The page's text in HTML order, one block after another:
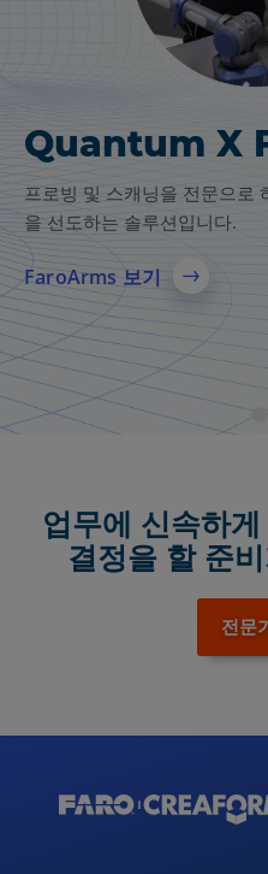
Quantum X
프로빙 및 스캐닝을 전문으로
을 선도하는 솔루션입니다.
FaroArms 보기
FARO®Focus
솔루션
AEC, 제조 및 공공 안전을 위
루션으로, 정확한 현실 캡처,
빠른 데이터 공유를 제공합니다.
자세히 보기
업무에 신속하
결정을 할 준
전문